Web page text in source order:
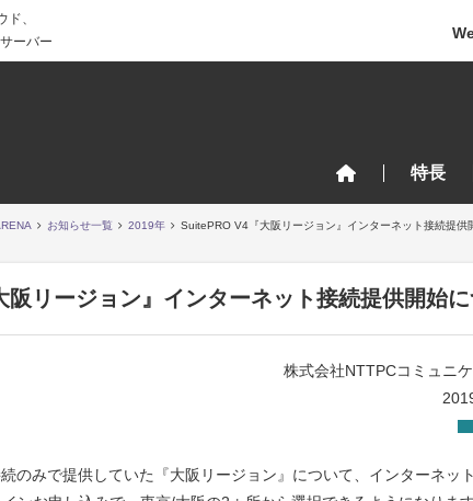
、
ーバー
特長
お知らせ一覧 2019年 SuitePRO V4『大阪リージョン』インターネット接続提供
リージョン』インターネット接続提供開始
株式会社NTTPCコミュニ
のみで提供していた『大阪リージョン』について、インターネッ